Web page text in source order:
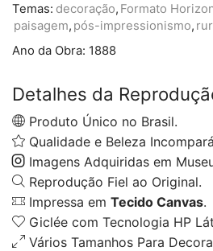
Temas: decoração, Formato
paisagem, pós-impressionismo,
Ano da Obra: 1888
Detalhes da
Produto Único no Brasil.
Qualidade e Beleza
Imagens Adquiridas em
Reprodução Fiel ao Original.
Impressa em Tecido Canvas.
Giclée com Tecnologia HP
Vários Tamanhos Para